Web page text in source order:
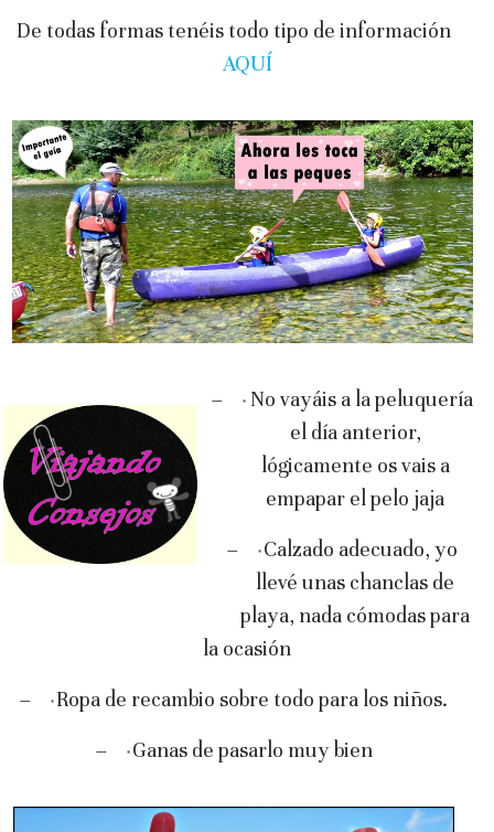
De todas formas tenéis todo tipo de información
AQUÍ
–* No vayáis a la peluquería
el día anterior,
lógicamente os vais a
empapar el pelo jaja
–* Calzado adecuado, yo
llevé unas chanclas de
playa, nada cómodas para
la ocasión
– * Ropa de recambio sobre todo para los niños.
–* Ganas de pasarlo muy bien